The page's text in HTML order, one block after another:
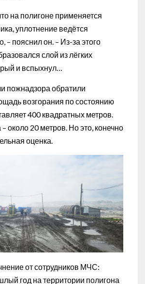
на полигоне применяется
уплотнение ведётся
– пояснил он. – Из-за этого
слой из лёгких
и вспыхнул…
пожнадзора обратили
возгорания по состоянию
400 квадратных метров.
– около 20 метров. Но это, конечно
оценка.
от сотрудников МЧС:
год на территории полигона